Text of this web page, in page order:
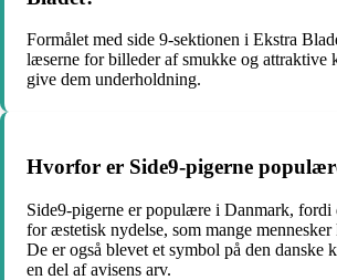
Formålet med side 9-sektionen i Ekstra
læserne for billeder af smukke og attraktive
give dem underholdning.
Hvorfor er Side9-pigerne
Side9-pigerne er populære i Danmark,
for æstetisk nydelse, som mange
De er også blevet et symbol på den danske
en del af avisens arv.